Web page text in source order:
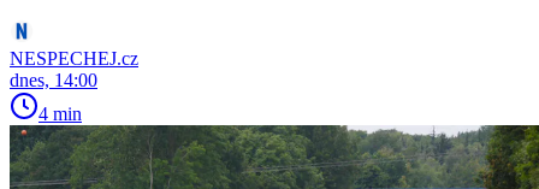
NESPECHEJ.cz
dnes, 14:00
4 min